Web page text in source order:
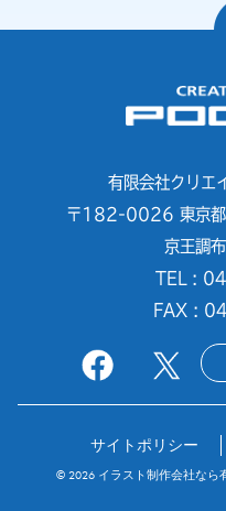
有限会社クリエ
〒182-0026 東京都
京王調
TEL :
FAX :
サイトポリシー
© 2026 イラスト制作会社なら